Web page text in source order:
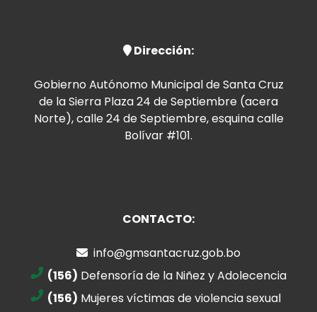
Dirección:
Gobierno Autónomo Municipal de Santa Cruz
de la Sierra Plaza 24 de Septiembre (acera
Norte), calle 24 de Septiembre, esquina calle
Bolívar #101.
CONTACTO:
info@gmsantacruz.gob.bo
(156) Defensoría de la Niñez y Adolecencia
(156) Mujeres víctimas de violencia sexual